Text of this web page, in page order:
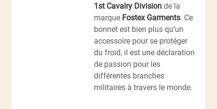
1st Cavalry Division de la
marque Fostex Garments. Ce
bonnet est bien plus qu’un
accessoire pour se protéger
du froid, il est une déclaration
de passion pour les
différentes branches
militaires à travers le monde.